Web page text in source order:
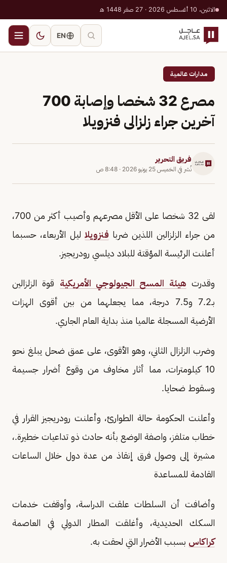
الاثنين، 10 أغسطس 2026 · 27 صفر 1448 هـ
EN
مدارات عالمية
مصرع 32 شخصا وإصابة 700
آخرين جراء زلزالى فنزويلا
فريق التحرير
نُشر في الخميس 25 يونيو 2026 · 8:48 ص
لقى 32 شخصا على الأقل مصرعهم وأصيب أكثر من 700،
من جراء الزلزالين اللذين ضربا فنزويلا ليل الأربعاء، حسبما
أعلنت الرئيسة المؤقتة للبلاد ديلسي رودريجيز.
وقدرت هيئة المسح الجيولوجي الأمريكية قوة الزلزالين
بـ7.2 و7.5 درجة، مما يجعلهما من بين أقوى الهزات
الأرضية المسجلة عالميا منذ بداية العام الجاري.
وضرب الزلزال الثاني، وهو الأقوى، على عمق ضحل يبلغ نحو
10 كيلومترات، مما أثار مخاوف من وقوع أضرار جسيمة
وسقوط ضحايا.
وأعلنت الحكومة حالة الطوارئ، وأعلنت رودريجيز القرار في
خطاب متلفز، واصفة الوضع بأنه حادث ذو تداعيات خطيرة.،
مشيرة إلى وصول فرق إنقاذ من عدة دول خلال الساعات
القادمة للمساعدة
وأضافت أن السلطات علقت الدراسة، وأوقفت خدمات
السكك الحديدية، وأغلقت المطار الدولي في العاصمة
كراكاس بسبب الأضرار التي لحقت به.